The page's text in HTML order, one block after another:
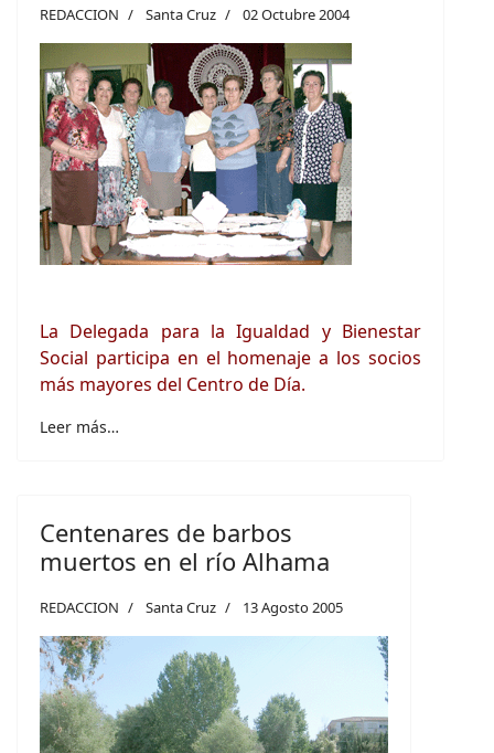
REDACCION Santa Cruz 02 Octubre 2004
La Delegada para la Igualdad y Bienestar
Social participa en el homenaje a los socios
más mayores del Centro de Día.
Leer más…
Centenares de barbos
muertos en el río Alhama
REDACCION Santa Cruz 13 Agosto 2005